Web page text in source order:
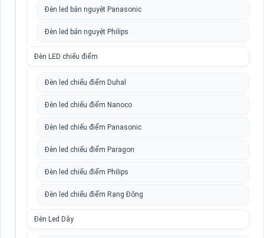
Đèn led bán nguyệt Panasonic
Đèn led bán nguyệt Philips
Đèn LED chiếu điểm
Đèn led chiếu điểm Duhal
Đèn led chiếu điểm Nanoco
Đèn led chiếu điểm Panasonic
Đèn led chiếu điểm Paragon
Đèn led chiếu điểm Philips
Đèn led chiếu điểm Rạng Đông
Đèn Led Dây